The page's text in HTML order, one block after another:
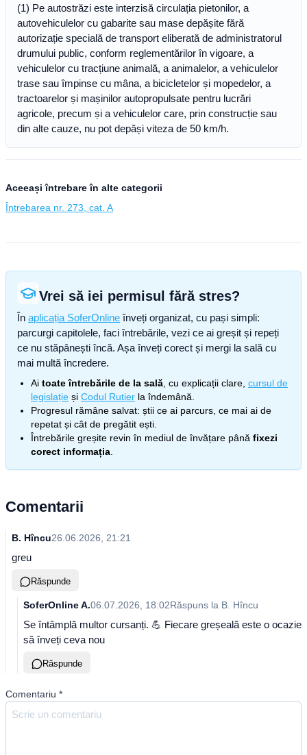
(1) Pe autostrăzi este interzisă circulația pietonilor, a
autovehiculelor cu gabarite sau mase depășite fără
autorizație specială de transport eliberată de administratorul
drumului public, conform reglementărilor în vigoare, a
vehiculelor cu tracțiune animală, a animalelor, a vehiculelor
trase sau împinse cu mâna, a bicicletelor și mopedelor, a
tractoarelor și mașinilor autopropulsate pentru lucrări
agricole, precum și a vehiculelor care, prin construcție sau
din alte cauze, nu pot depăși viteza de 50 km/h.
Aceeași întrebare în alte categorii
Întrebarea nr. 273, cat. A
Vrei să iei permisul fără stres?
În aplicația SoferOnline înveți organizat, cu pași simpli:
parcurgi capitolele, faci întrebările, vezi ce ai greșit și repeți
ce nu stăpânești încă. Așa înveți corect și mergi la sală cu
mai multă încredere.
Ai toate întrebările de la sală , cu explicații clare, cursul de
legislație și Codul Rutier la îndemână.
Progresul rămâne salvat: știi ce ai parcurs, ce mai ai de
repetat și cât de pregătit ești.
Întrebările greșite revin în mediul de învățare până fixezi
corect informația
Comentarii
B. Hîncu26.06.2026, 21:21
greu
Răspunde
SoferOnline A.06.07.2026, 18:02Răspuns la B. Hîncu
Se întâmplă multor cursanți. 💪 Fiecare greșeală este o ocazie
să înveți ceva nou
Răspunde
Comentariu *